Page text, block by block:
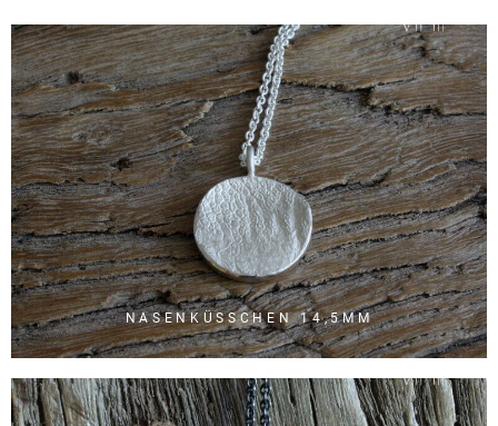
NASENKÜSSCHEN 14,5MM